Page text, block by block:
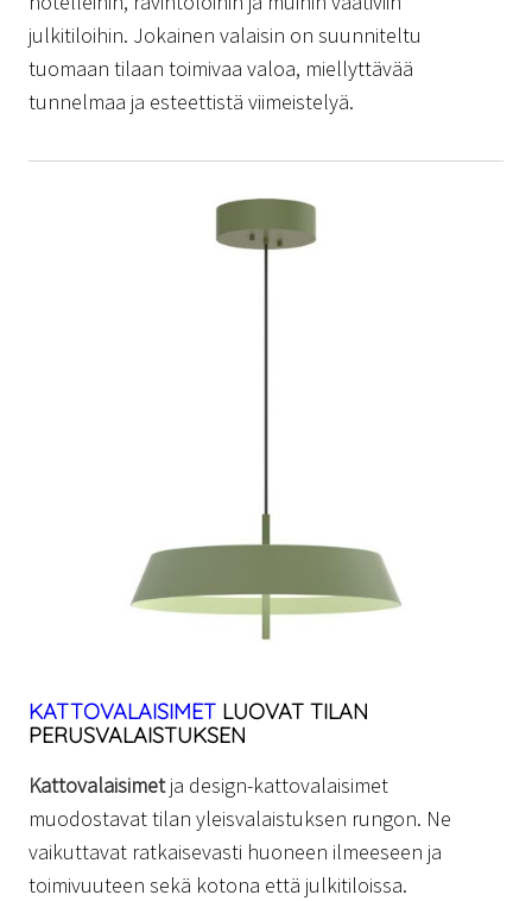
julkitiloihin. Jokainen valaisin on suunniteltu
tuomaan tilaan toimivaa valoa, miellyttävää
tunnelmaa ja esteettistä viimeistelyä.
KATTOVALAISIMET LUOVAT TILAN
PERUSVALAISTUKSEN
Kattovalaisimetja design-kattovalaisimet
muodostavat tilan yleisvalaistuksen rungon. Ne
vaikuttavat ratkaisevasti huoneen ilmeeseen ja
toimivuuteen sekä kotona että julkitiloissa.